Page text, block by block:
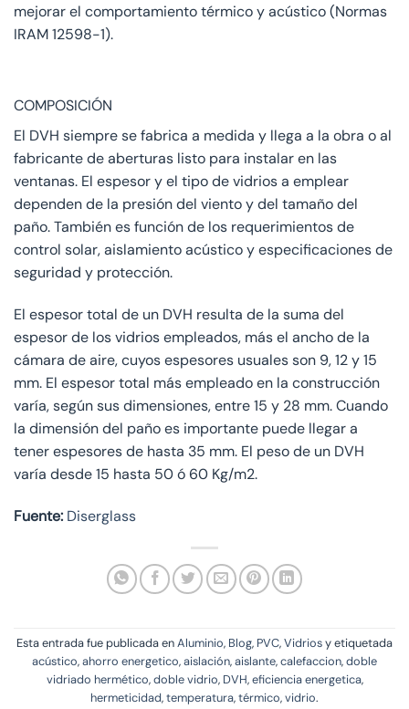
mejorar el comportamiento térmico y acústico (Normas
IRAM 12598-1).
COMPOSICIÓN
El DVH siempre se fabrica a medida y llega a la obra o al
fabricante de aberturas listo para instalar en las
ventanas. El espesor y el tipo de vidrios a emplear
dependen de la presión del viento y del tamaño del
paño. También es función de los requerimientos de
control solar, aislamiento acústico y especificaciones de
seguridad y protección.
El espesor total de un DVH resulta de la suma del
espesor de los vidrios empleados, más el ancho de la
cámara de aire, cuyos espesores usuales son 9, 12 y 15
mm. El espesor total más empleado en la construcción
varía, según sus dimensiones, entre 15 y 28 mm. Cuando
la dimensión del paño es importante puede llegar a
tener espesores de hasta 35 mm. El peso de un DVH
varía desde 15 hasta 50 ó 60 Kg/m2.
Fuente: Diserglass
Esta entrada fue publicada enAluminio, Blog, PVC,Vidriosy etiquetada
acústico,ahorro energetico,aislación,aislante,calefaccion,doble
vidriado hermético,doble vidrio, DVH,eficiencia energetica,
hermeticidad,temperatura,térmico,vidrio.